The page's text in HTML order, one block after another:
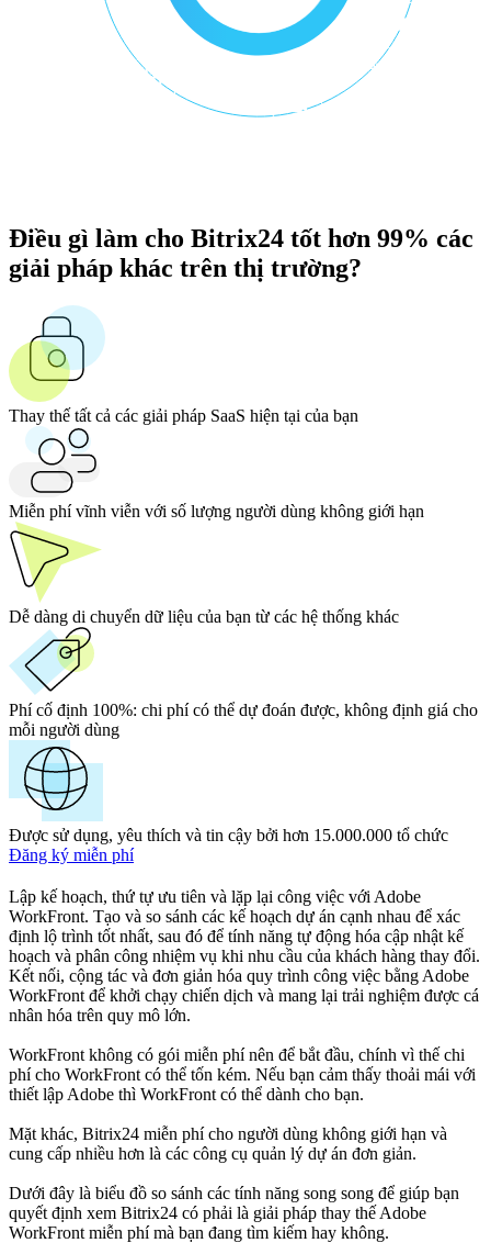
Điều gì làm cho Bitrix24 tốt hơn 99% các
giải pháp khác trên thị trường?
Thay thế tất cả các giải pháp SaaS hiện tại của bạn
Miễn phí vĩnh viễn với số lượng người dùng không giới hạn
Dễ dàng di chuyển dữ liệu của bạn từ các hệ thống khác
Phí cố định 100%: chi phí có thể dự đoán được, không định giá cho
mỗi người dùng
Được sử dụng, yêu thích và tin cậy bởi hơn 15.000.000 tổ chức
Đăng ký miễn phí
Lập kế hoạch, thứ tự ưu tiên và lặp lại công việc với Adobe
WorkFront. Tạo và so sánh các kế hoạch dự án cạnh nhau để xác
định lộ trình tốt nhất, sau đó để tính năng tự động hóa cập nhật kế
hoạch và phân công nhiệm vụ khi nhu cầu của khách hàng thay đổi.
Kết nối, cộng tác và đơn giản hóa quy trình công việc bằng Adobe
WorkFront để khởi chạy chiến dịch và mang lại trải nghiệm được cá
nhân hóa trên quy mô lớn.
WorkFront không có gói miễn phí nên để bắt đầu, chính vì thế chi
phí cho WorkFront có thể tốn kém. Nếu bạn cảm thấy thoải mái với
thiết lập Adobe thì WorkFront có thể dành cho bạn.
Mặt khác, Bitrix24 miễn phí cho người dùng không giới hạn và
cung cấp nhiều hơn là các công cụ quản lý dự án đơn giản.
Dưới đây là biểu đồ so sánh các tính năng song song để giúp bạn
quyết định xem Bitrix24 có phải là giải pháp thay thế Adobe
WorkFront miễn phí mà bạn đang tìm kiếm hay không.